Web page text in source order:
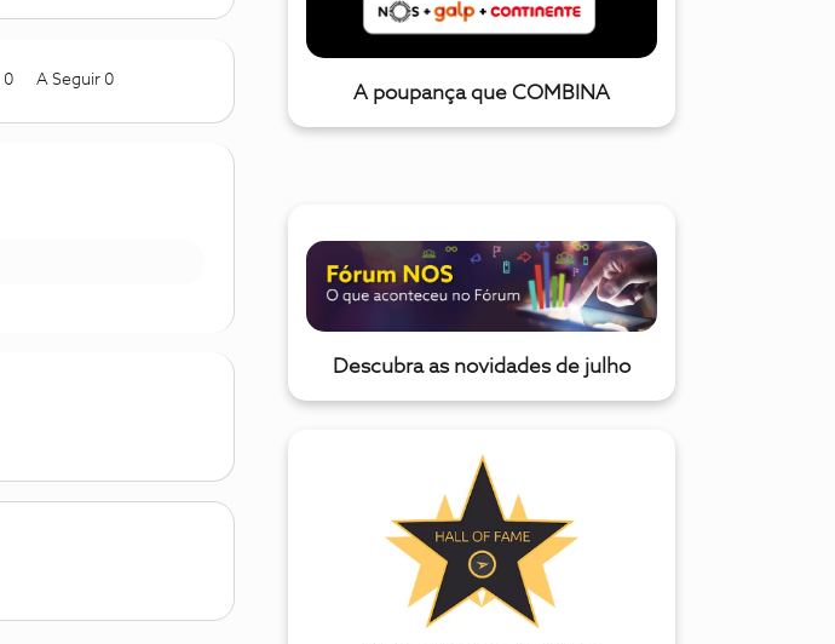
0 A Seguir 0
A poupança que COMBINA
Descubra as novidades de julho